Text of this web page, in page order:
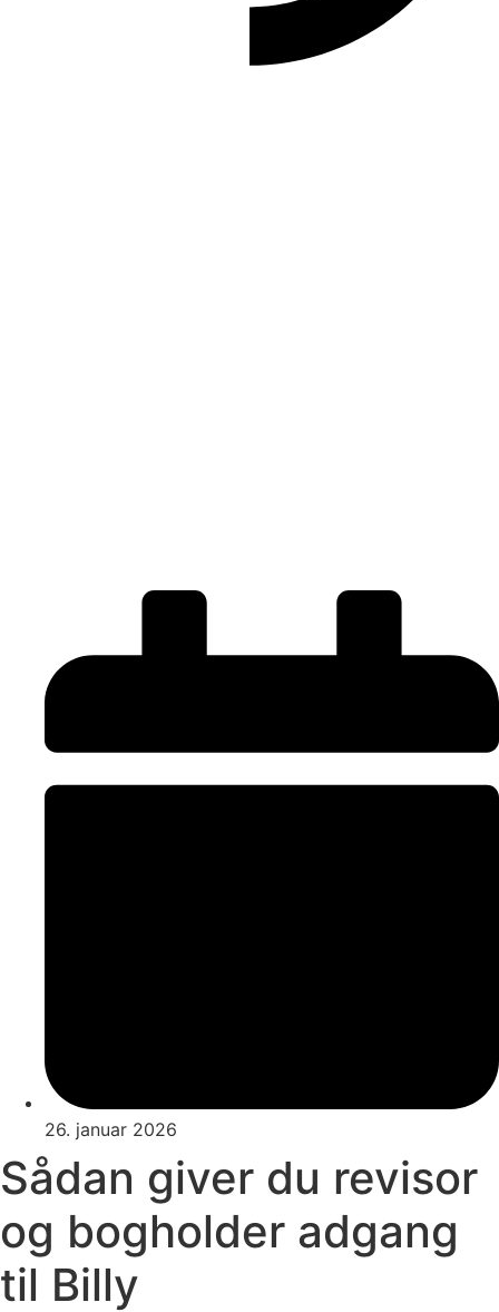
26. januar 2026
Sådan giver du revisor
og bogholder adgang
til Billy